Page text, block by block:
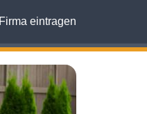
Firma eintragen